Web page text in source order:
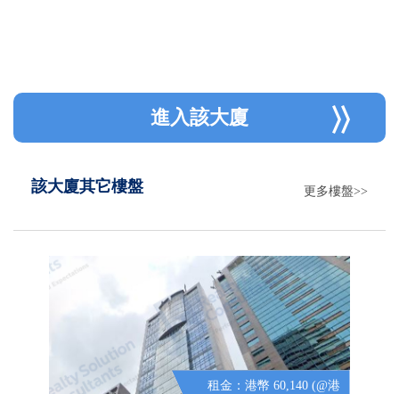
進入該大廈
該大廈其它樓盤 更多樓盤>>
租金：港幣 60,140 (@港